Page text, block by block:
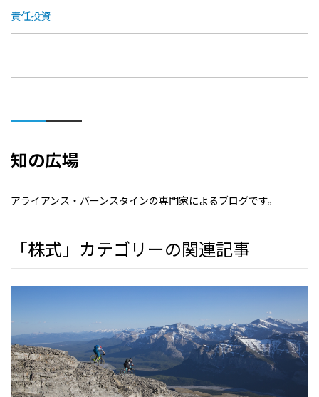
責任投資
知の広場
アライアンス・バーンスタインの専門家によるブログです。
「株式」カテゴリーの関連記事